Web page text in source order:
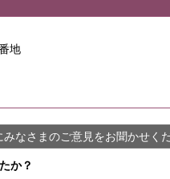
地
なさまのご意見をお聞かせく
か？